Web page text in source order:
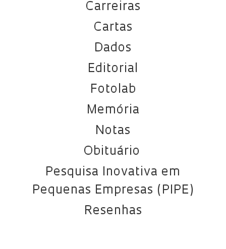
Carreiras
Cartas
Dados
Editorial
Fotolab
Memória
Notas
Obituário
Pesquisa Inovativa em
Pequenas Empresas (PIPE)
Resenhas